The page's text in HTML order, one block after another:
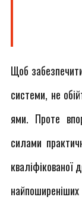
Щоб
системи, не
ями. Проте
силами
кваліфікованої